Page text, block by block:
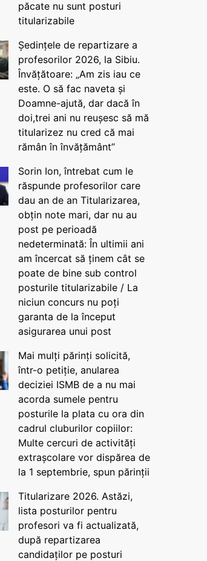
păcate nu sunt posturi
titularizabile
Ședințele de repartizare a
profesorilor 2026, la Sibiu.
Învățătoare: „Am zis iau ce
este. O să fac naveta și
Doamne-ajută, dar dacă în
doi,trei ani nu reușesc să mă
titularizez nu cred că mai
rămân în învățământ”
Sorin Ion, întrebat cum le
răspunde profesorilor care
dau an de an Titularizarea,
obțin note mari, dar nu au
post pe perioadă
nedeterminată: În ultimii ani
am încercat să ținem cât se
poate de bine sub control
posturile titularizabile / La
niciun concurs nu poți
garanta de la început
asigurarea unui post
Mai mulți părinți solicită,
într-o petiție, anularea
deciziei ISMB de a nu mai
acorda sumele pentru
posturile la plata cu ora din
cadrul cluburilor copiilor:
Multe cercuri de activități
extrașcolare vor dispărea de
la 1 septembrie, spun părinții
Titularizare 2026. Astăzi,
lista posturilor pentru
profesori va fi actualizată,
după repartizarea
candidaților pe posturi